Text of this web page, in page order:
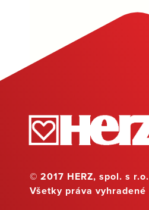
© 2017 HERZ, spol. s r.o.
Všetky práva vyhradené